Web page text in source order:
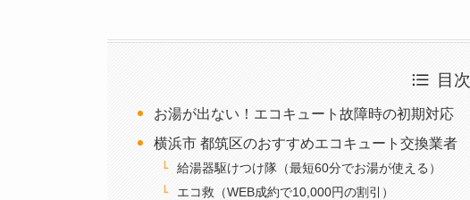
目次
お湯が出ない！エコキュート故障時の初期対応
横浜市 都筑区のおすすめエコキュート交換業者
給湯器駆けつけ隊（最短60分でお湯が使える）
エコ救（WEB成約で10,000円の割引）